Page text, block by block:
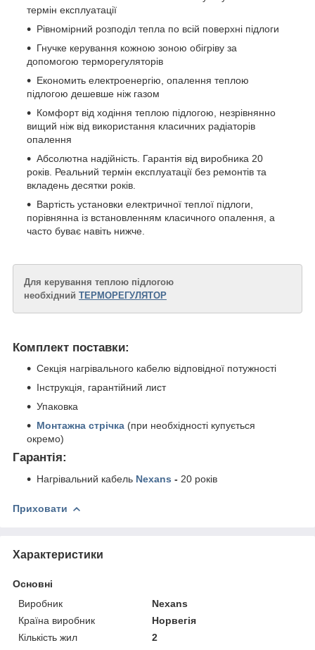
термін експлуатації
Рівномірний розподіл тепла по всій поверхні підлоги
Гнучке керування кожною зоною обігріву за
допомогою терморегуляторів
Економить електроенергію, опалення теплою
підлогою дешевше ніж газом
Комфорт від ходіння теплою підлогою, незрівнянно
вищий ніж від використання класичних радіаторів
опалення
Абсолютна надійність. Гарантія від виробника 20
років. Реальний термін експлуатації без ремонтів та
вкладень десятки років.
Вартість установки електричної теплої підлоги,
порівнянна із встановленням класичного опалення, а
часто буває навіть нижче.
Для керування теплою підлогою
необхідний ТЕРМОРЕГУЛЯТОР
Комплект поставки:
Секція нагрівального кабелю відповідної потужності
Інструкція, гарантійний лист
Упаковка
Монтажна стрічка (при необхідності купується
окремо)
Гарантія:
Нагрівальний кабель Nexans - 20 років
Приховати
Характеристики
Основні
Виробник
Nexans
Країна виробник
Норвегія
Кількість жил
2